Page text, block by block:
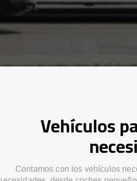
Vehículos
Contamos con los vehículos